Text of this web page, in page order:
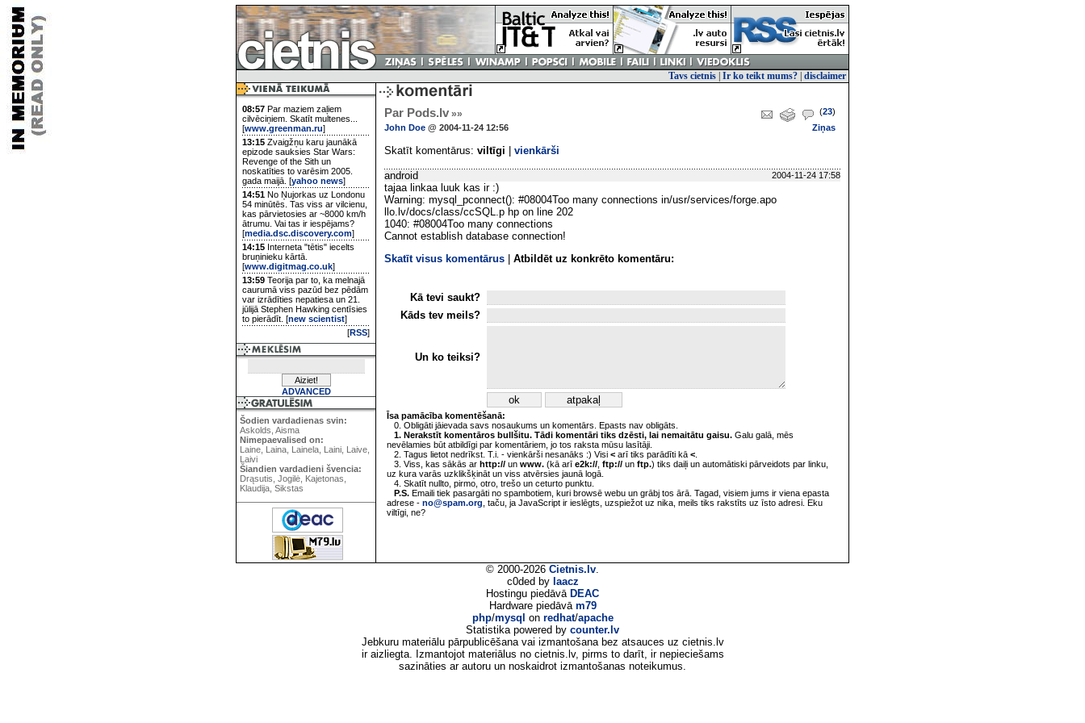
Tavs cietnis Ir ko teikt mums? disclaimer
08:57 Par maziem zaļiem
cilvēciņiem. Skatīt multenes...
[www.greenman.ru]
13:15 Zvaigžņu karu jaunākā
epizode sauksies Star Wars:
Revenge of the Sith un
noskatīties to varēsim 2005.
gada maijā. [yahoo news]
14:51 No Ņujorkas uz Londonu
54 minūtēs. Tas viss ar vilcienu,
kas pārvietosies ar ~8000 km/h
ātrumu. Vai tas ir iespējams?
[media.dsc.discovery.com]
14:15 Interneta "tētis" iecelts
bruņinieku kārtā.
[www.digitmag.co.uk]
13:59 Teorija par to, ka melnajā
caurumā viss pazūd bez pēdām
var izrādīties nepatiesa un 21.
jūlijā Stephen Hawking centīsies
to pierādīt. [new scientist]
[RSS]
ADVANCED
Šodien vardadienas svin:
Askolds, Aisma
Nimepaevalised on:
Laine, Laina, Lainela, Laini, Laive,
Laivi
Šiandien vardadieni švencia:
Drąsutis, Jogilė, Kajetonas,
Klaudija, Sikstas
Par Pods.lv »» (23)
John Doe @ 2004-11-24 12:56 Ziņas
Skatīt komentārus: viltīgi vienkārši
android 2004-11-24 17:58
tajaa linkaa luuk kas ir :)
Warning: mysql_pconnect(): #08004Too many connections in/usr/services/forge.apo
llo.lv/docs/class/ccSQL.p hp on line 202
1040: #08004Too many connections
Cannot establish database connection!
Skatīt visus komentārus
Atbildēt uz konkrēto komentāru:
Kā tevi saukt?
Kāds tev meils?
Un ko teiksi?
Īsa pamācība komentēšanā:
0. Obligāti jāievada savs nosaukums un komentārs. Epasts nav obligāts.
1. Nerakstīt komentāros bullšitu. Tādi komentāri tiks dzēsti, lai nemaitātu gaisu. Galu galā, mēs
nevēlamies būt atbildīgi par komentāriem, jo tos raksta mūsu lasītāji.
2. Tagus lietot nedrīkst. T.i. - vienkārši nesanāks :) Visi < arī tiks parādīti kā <
3. Viss, kas sākās ar http:// un www. (kā arī e2k:// ftp:// un ftp.) tiks daiļi un automātiski pārveidots par linku,
uz kura varās uzklikšķināt un viss atvērsies jaunā logā.
4. Skatīt nullto, pirmo, otro, trešo un ceturto punktu.
P.S. Emaili tiek pasargāti no spambotiem, kuri browsē webu un grābj tos ārā. Tagad, visiem jums ir viena epasta
adrese - no@spam.org , taču, ja JavaScript ir ieslēgts, uzspiežot uz nika, meils tiks rakstīts uz īsto adresi. Eku
viltīgi, ne?
© 2000-2026 Cietnis.lv.
c0ded by laacz
Hostingu piedāvā DEAC
Hardware piedāvā m79
php/mysql on redhat/apache
Statistika powered by counter.lv
Jebkuru materiālu pārpublicēšana vai izmantošana bez atsauces uz cietnis.lv
ir aizliegta. Izmantojot materiālus no cietnis.lv, pirms to darīt, ir nepieciešams
sazināties ar autoru un noskaidrot izmantošanas noteikumus.